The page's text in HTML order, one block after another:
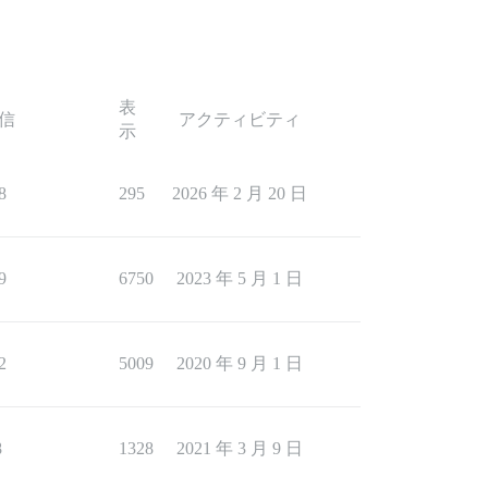
表
示
アクティビティ
295 2026 年 2 月 20 日
6750 2023 年 5 月 1 日
5009 2020 年 9 月 1 日
1328 2021 年 3 月 9 日